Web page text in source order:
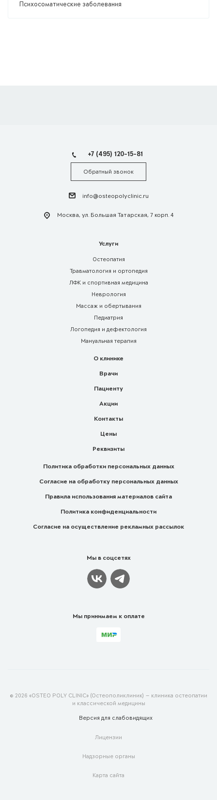
Психосоматические заболевания
+7 (495) 120-15-81
Обратный звонок
info@osteopolyclinic.ru
Москва, ул. Большая Татарская, 7 корп. 4
Услуги
Остеопатия
Травматология и ортопедия
ЛФК и спортивная медицина
Неврология
Массаж и обертывания
Педиатрия
Логопедия и дефектология
Мануальная терапия
О клинике
Врачи
Пациенту
Акции
Контакты
Цены
Реквизиты
Политика обработки персональных данных
Согласие на обработку персональных данных
Правила использования материалов сайта
Политика конфиденциальности
Согласие на осуществление рекламных рассылок
Мы в соцсетях
Мы принимаем к оплате
© 2026 «OSTEO POLY CLINIC» (Остеополиклиник) — клиника остеопатии
и классической медицины
Версия для слабовидящих
Лицензии
Надзорные органы
Карта сайта